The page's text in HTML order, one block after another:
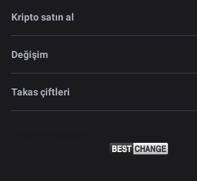
Kripto satın al
Değişim
Takas çiftleri